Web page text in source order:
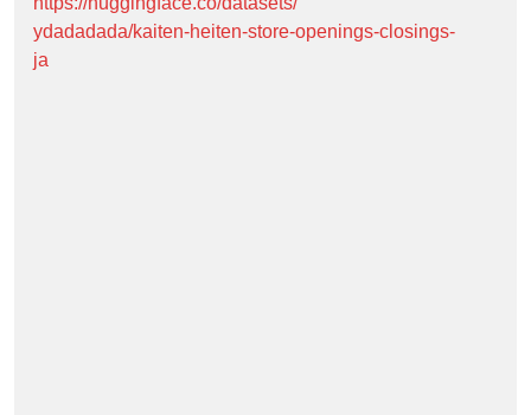
ydadadada/kaiten-heiten-store-openings-closings-
ja